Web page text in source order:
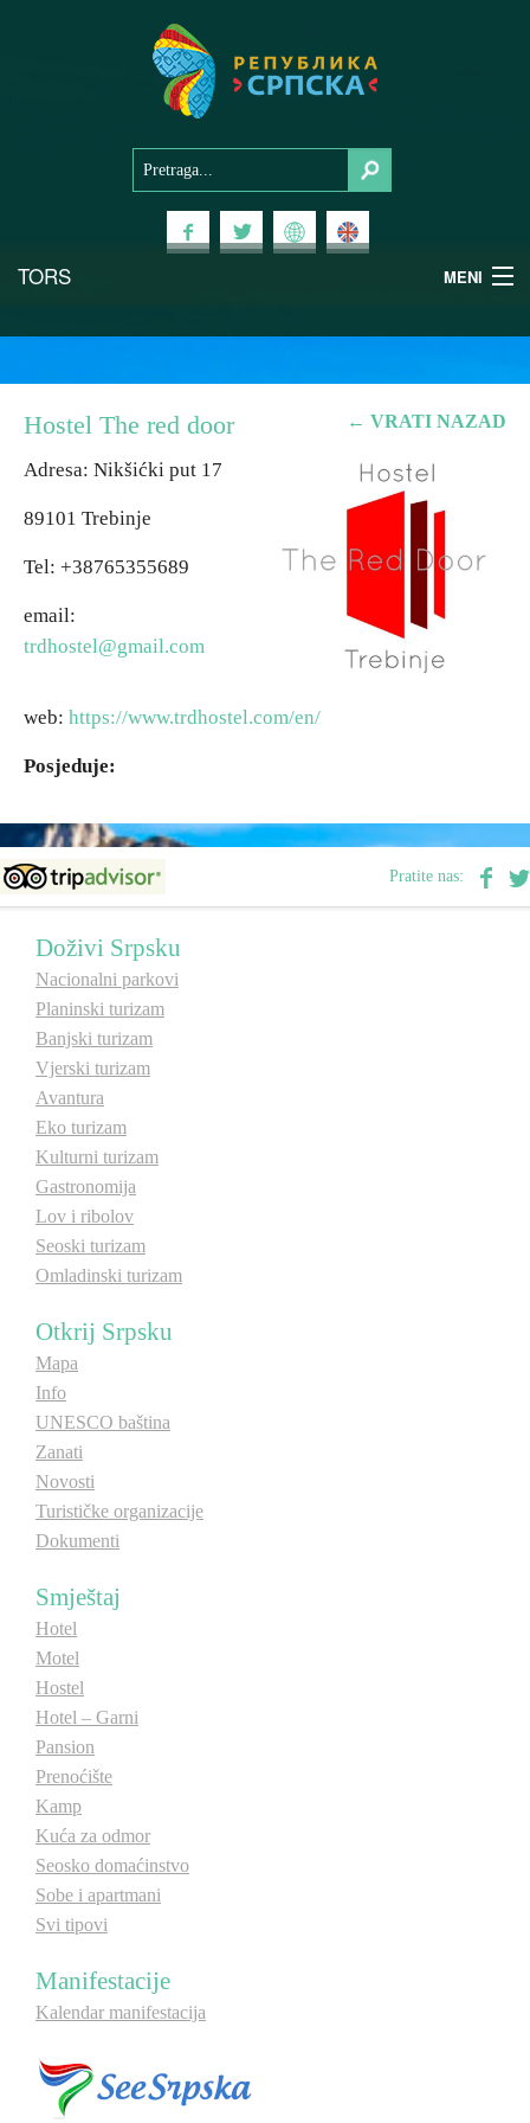
TORS MENI
Planinski turizam
Banjski turizam
Avantura
Eko turizam
Gastronomija
Seoski turizam
Omladinski turizam
Destinacije
Spisak destinacija
Mapa destinacija
Manifestacije
Smještaj
Multimedija
Foto
E-Brochure
Otkrij Srpsku
← VRATI NAZAD
Hostel The red door
Adresa: Nikšićki put 17
89101 Trebinje
Tel: +38765355689
email:
trdhostel@gmail.com
web: https://www.trdhostel.com/en/
Posjeduje:
Pratite nas:
Doživi Srpsku
Nacionalni parkovi
Planinski turizam
Banjski turizam
Vjerski turizam
Avantura
Eko turizam
Kulturni turizam
Gastronomija
Lov i ribolov
Seoski turizam
Omladinski turizam
Otkrij Srpsku
Mapa
Info
UNESCO baština
Zanati
Novosti
Turističke organizacije
Dokumenti
Smještaj
Hotel
Motel
Hostel
Hotel – Garni
Pansion
Prenoćište
Kamp
Kuća za odmor
Seosko domaćinstvo
Sobe i apartmani
Svi tipovi
Manifestacije
Kalendar manifestacija